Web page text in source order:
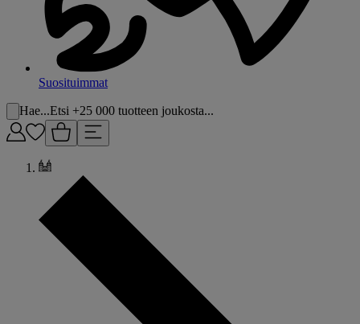
Suosituimmat
Hae...Etsi +25 000 tuotteen joukosta...